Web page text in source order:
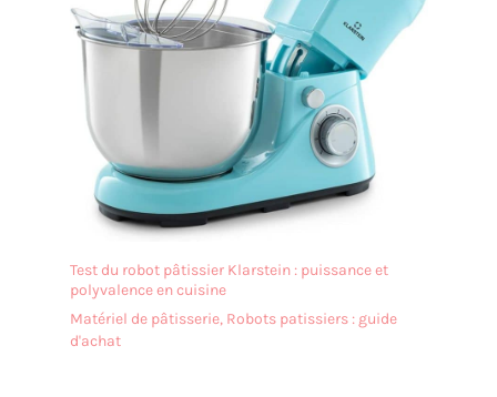
Test du robot pâtissier Klarstein : puissance et
polyvalence en cuisine
Matériel de pâtisserie, Robots patissiers : guide
d'achat